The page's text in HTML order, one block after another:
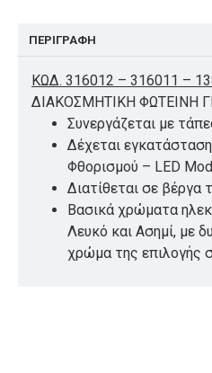
ΠΕΡΙΓΡΑΦΉ
ΚΩΔ. 316012 – 316011 –
ΔΙΑΚΟΣΜΗΤΙΚΗ ΦΩΤΕΙΝΗ
Συνεργάζεται με
Δέχεται
Φθορισμού – LED
Διατίθεται σε βέργα
Βασικά χρώματα
Λευκό και Ασημί, με
χρώμα της επιλογής